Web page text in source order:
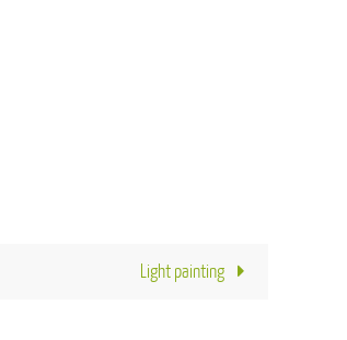
Light painting